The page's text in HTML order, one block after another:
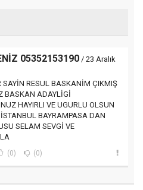
05352153190 / 23 Aralık
SAYİN RESUL BASKANİM ÇIKMIŞ
BASKAN ADAYLİGİ
HAYIRLI VE UGURLU OLSUN
BAYRAMPASA DAN
SELAM SEVGİ VE
(0) (0)